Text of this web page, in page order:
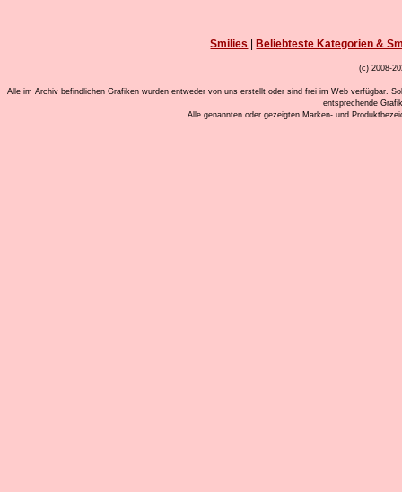
Smilies Beliebteste Kategorien &
(c) 2008-
Alle im Archiv befindlichen Grafiken wurden entweder von uns erstellt oder sind frei im Web verfügbar.
entsprechende
Alle genannten oder gezeigten Marken- und